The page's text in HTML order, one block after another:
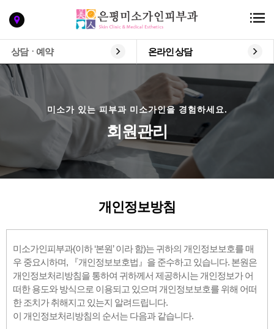
상담ㆍ예약 온라인 상담
미소가 있는 피부과 미소가인을 경험하세요.
회원관리
개인정보방침
미소가인피부과(이하 ‘본원’ 이라 함)는 귀하의 개인정보보호를 매
우 중요시하며, 『개인정보보호법』을 준수하고 있습니다. 본원은
개인정보처리방침을 통하여 귀하께서 제공하시는 개인정보가 어
떠한 용도와 방식으로 이용되고 있으며 개인정보보호를 위해 어떠
한 조치가 취해지고 있는지 알려드립니다.
이 개인정보처리방침의 순서는 다음과 같습니다.